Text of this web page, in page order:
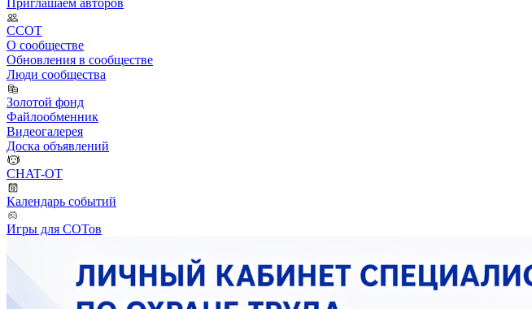
Приглашаем авторов
ССОТ
О сообществе
Обновления в сообществе
Люди сообщества
Золотой фонд
Файлообменник
Видеогалерея
Доска объявлений
CHAT-OT
Календарь событий
Игры для СОТов